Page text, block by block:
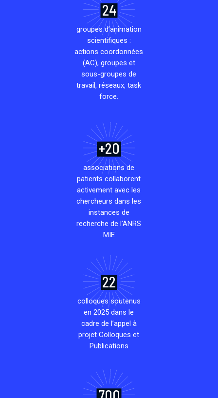
24
groupes d’animation
scientifiques :
actions coordonnées
(AC), groupes et
sous-groupes de
travail, réseaux, task
force.
+20
associations de
patients collaborent
activement avec les
chercheurs dans les
instances de
recherche de l’ANRS
MIE
22
colloques soutenus
en 2025 dans le
cadre de l’appel à
projet Colloques et
Publications